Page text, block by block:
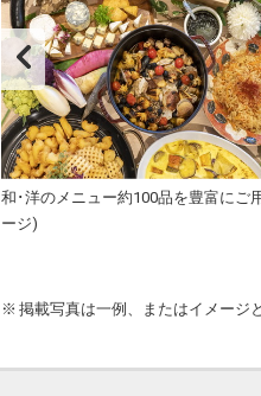
和･洋のメニュー約100品を豊富にご
ージ)
掲載写真は一例、またはイメージ